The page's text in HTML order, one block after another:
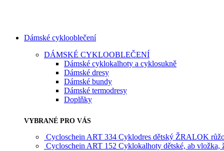
Dámské cyklooblečení
DÁMSKÉ CYKLOOBLEČENÍ
Dámské cyklokalhoty a cyklosukně
Dámské dresy
Dámské bundy
Dámské termodresy
Doplňky
VYBRANÉ PRO VÁS
Cycloschein ART 334 Cyklodres dětský ŽRALOK
Cycloschein ART 152 Cyklokalhoty dětské, ab vložka,